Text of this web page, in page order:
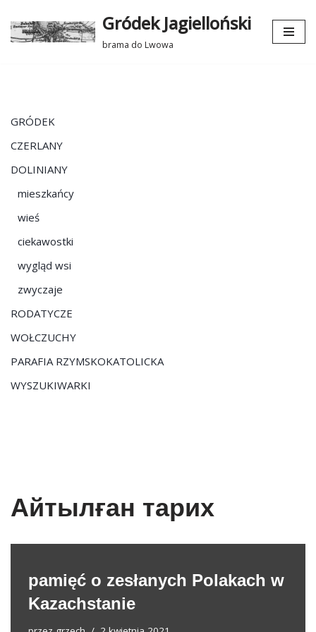
Przejdź
Gródek Jagielloński
brama do Lwowa
GRÓDEK
CZERLANY
DOLINIANY
mieszkańcy
wieś
ciekawostki
wygląd wsi
zwyczaje
RODATYCZE
WOŁCZUCHY
PARAFIA RZYMSKOKATOLICKA
WYSZUKIWARKI
Айтылған тарих
pamięć o zesłanych Polakach w
Kazachstanie